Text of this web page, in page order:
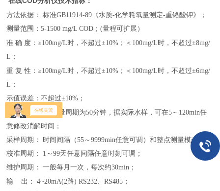
方法依据：
标准GB11914-89《水质-化学耗氧量测定-重铬酸钾》
；
测量范围：5-1500mg/L COD ；(量程可扩展）
准 确 度：≥100mg/L时，不超过±10%；＜100mg/L时，不超过±8mg/
L ；
重 复 性：≥100mg/L时，不超过±10%；＜100mg/L时，不超过±6mg/
L ；
示值误差：不超过±10% ；
测量周期： 小测量周期为50分钟，据实际水样，可在5～120min任
意修改消解时间 ；
采样周期： 时间间隔（55～9999min任意可调）和整点测量模式
；
校准周期： 1～99天任意间隔任意时刻可调 ；
维护周期： 一般每月一次，每次约30min ；
输
出： 4~20mA(2路) RS232、RS485 ；